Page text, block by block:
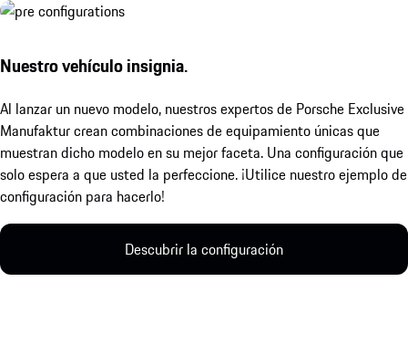
Nuestro vehículo insignia.
Al lanzar un nuevo modelo, nuestros expertos de Porsche Exclusive
Manufaktur crean combinaciones de equipamiento únicas que
muestran dicho modelo en su mejor faceta. Una configuración que
solo espera a que usted la perfeccione. ¡Utilice nuestro ejemplo de
configuración para hacerlo!
Descubrir la configuración